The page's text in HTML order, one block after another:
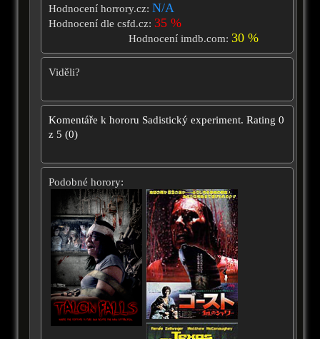
Hodnocení horrory.cz: N/A
Hodnocení dle csfd.cz: 35 %
Hodnocení imdb.com:30 %
Viděli?
Komentáře k hororu Sadistický experiment. Rating 0
z 5 (0)
Podobné horory: